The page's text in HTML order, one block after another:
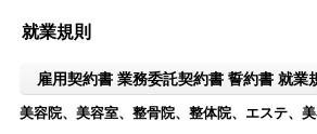
就業規則
雇用契約書 業務委託契約書 誓約書 就
美容院、美容室、整骨院、整体院、エステ、